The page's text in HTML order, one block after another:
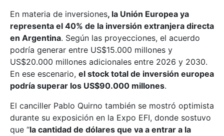
En materia de inversiones, la Unión Europea ya
representa el 40% de la inversión extranjera directa
en Argentina. Según las proyecciones, el acuerdo
podría generar entre US$15.000 millones y
US$20.000 millones adicionales entre 2026 y 2030.
En ese escenario, el stock total de inversión europea
podría superar los US$90.000 millones.
El canciller Pablo Quirno también se mostró optimista
durante su exposición en la Expo EFI, donde sostuvo
que “la cantidad de dólares que va a entrar a la